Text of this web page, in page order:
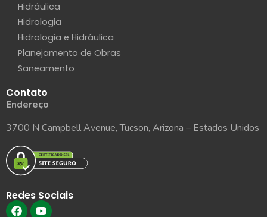
Hidráulica
Hidrologia
Hidrologia e Hidráulica
Planejamento de Obras
Saneamento
Contato
Endereço
3700 N Campbell Avenue, Tucson, Arizona – Estados Unidos
Redes Sociais